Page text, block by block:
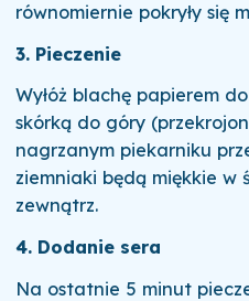
równomiernie pokryły się
3. Pieczenie
Wyłóż blachę papierem
skórką do góry
nagrzanym piekarniku
ziemniaki będą miękkie w
zewnątrz.
4. Dodanie sera
Na ostatnie 5 minut